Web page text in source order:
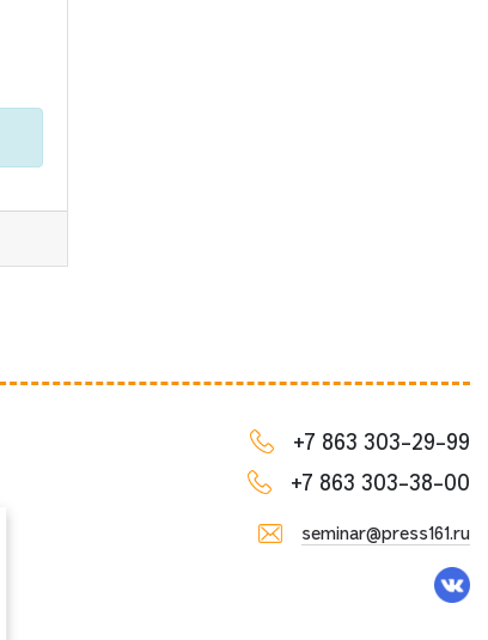
+7 863 303-29-99
+7 863 303-38-00
seminar@press161.ru